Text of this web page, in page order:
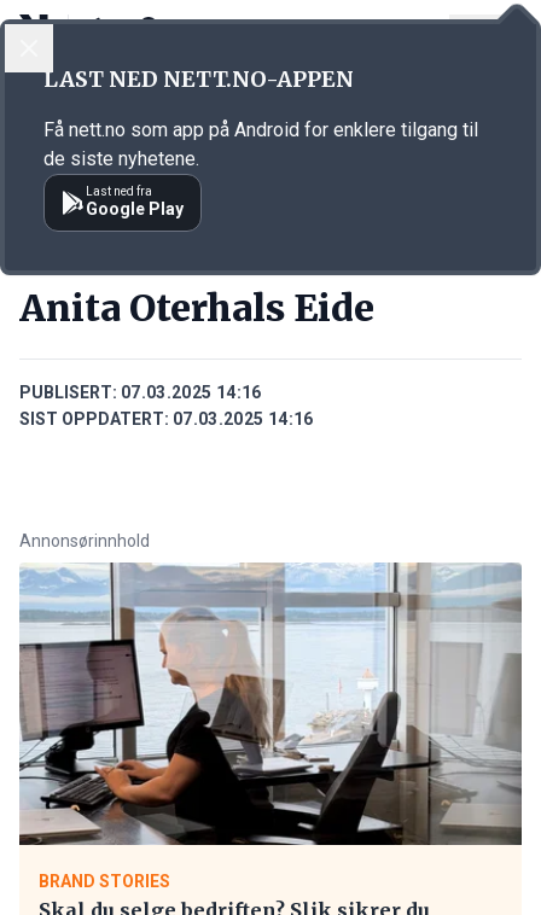
Annonsørinnhold
Anita Oterhals Eide
PUBLISERT: 07.03.2025 14:16
SIST OPPDATERT: 07.03.2025 14:16
Annonsørinnhold
BRAND STORIES
Skal du selge bedriften? Slik sikrer du
LAST NED NETT.NO-APPEN
Få nett.no som app på Android for enklere tilgang til
de siste nyhetene.
Last ned fra
Google Play